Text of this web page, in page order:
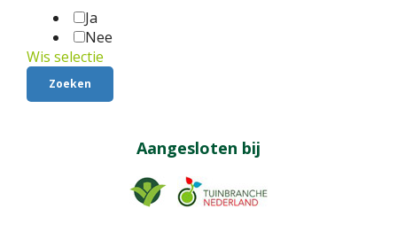
Ja
Nee
Wis selectie
Aangesloten bij